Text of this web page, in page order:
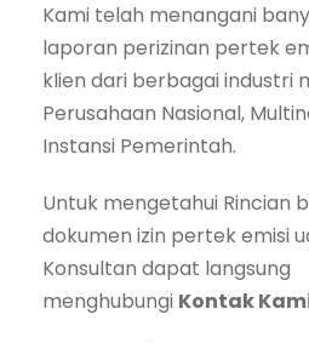
Kami telah menangani
laporan perizinan pertek
klien dari berbagai industri
Perusahaan Nasional,
Instansi Pemerintah.
Untuk mengetahui Rincian
dokumen izin pertek emisi
Konsultan dapat langsung
menghubungi Kontak